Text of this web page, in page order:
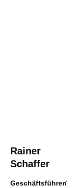
Rainer
Schaffer
Geschäftsführer/